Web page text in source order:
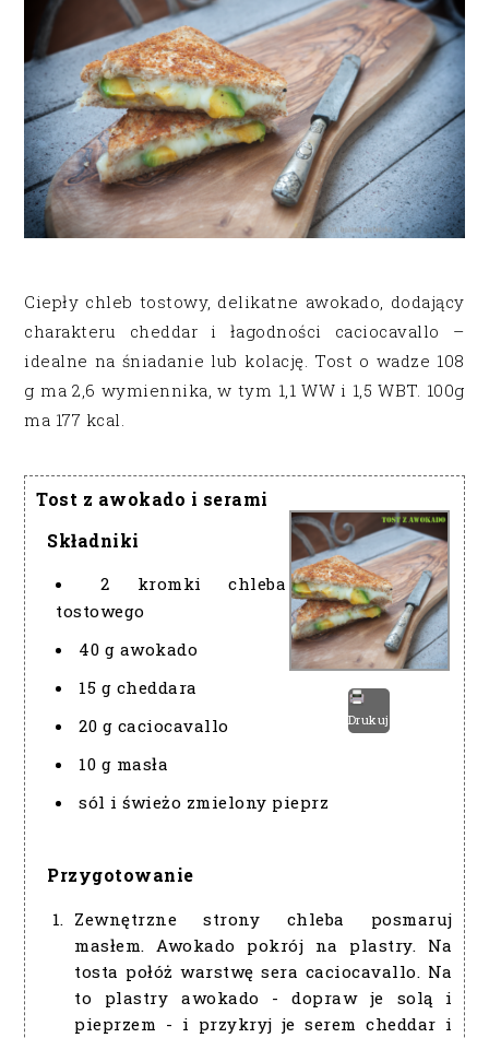
Ciepły chleb tostowy, delikatne awokado, dodający
charakteru cheddar i łagodności caciocavallo –
idealne na śniadanie lub kolację. Tost o wadze 108
g ma 2,6 wymiennika, w tym 1,1 WW i 1,5 WBT. 100g
ma 177 kcal.
Tost z awokado i serami
Drukuj
Składniki
2 kromki chleba
tostowego
40 g awokado
15 g cheddara
20 g caciocavallo
10 g masła
sól i świeżo zmielony pieprz
Przygotowanie
Zewnętrzne strony chleba posmaruj
masłem. Awokado pokrój na plastry. Na
tosta połóż warstwę sera caciocavallo. Na
to plastry awokado - dopraw je solą i
pieprzem - i przykryj je serem cheddar i